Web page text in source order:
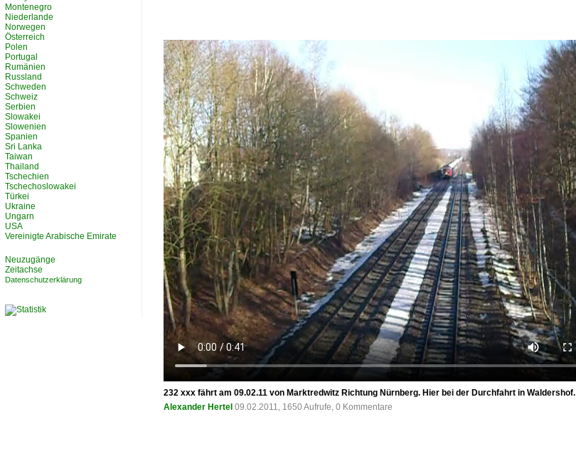
232 xxx fährt am 09.02.11 von Marktredwitz Richtung Nürnberg. Hier bei der Durchfahrt in Waldershof.
Alexander Hertel 09.02.2011, 1650 Aufrufe, 0 Kommentare
Montenegro
Niederlande
Norwegen
Österreich
Polen
Portugal
Rumänien
Russland
Schweden
Schweiz
Serbien
Slowakei
Slowenien
Spanien
Sri Lanka
Taiwan
Thailand
Tschechien
Tschechoslowakei
Türkei
Ukraine
Ungarn
USA
Vereinigte Arabische Emirate
Neuzugänge
Zeitachse
Datenschutzerklärung